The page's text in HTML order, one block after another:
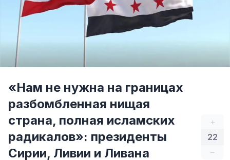
+
22
–
«Нам не нужна на границах
разбомбленная нищая
страна, полная исламских
радикалов»: президенты
Сирии, Ливии и Ливана